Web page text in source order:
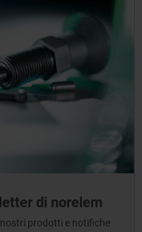
di norelem
prodotti e notifiche